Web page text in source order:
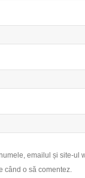
emailul și site-ul
când o să comentez.